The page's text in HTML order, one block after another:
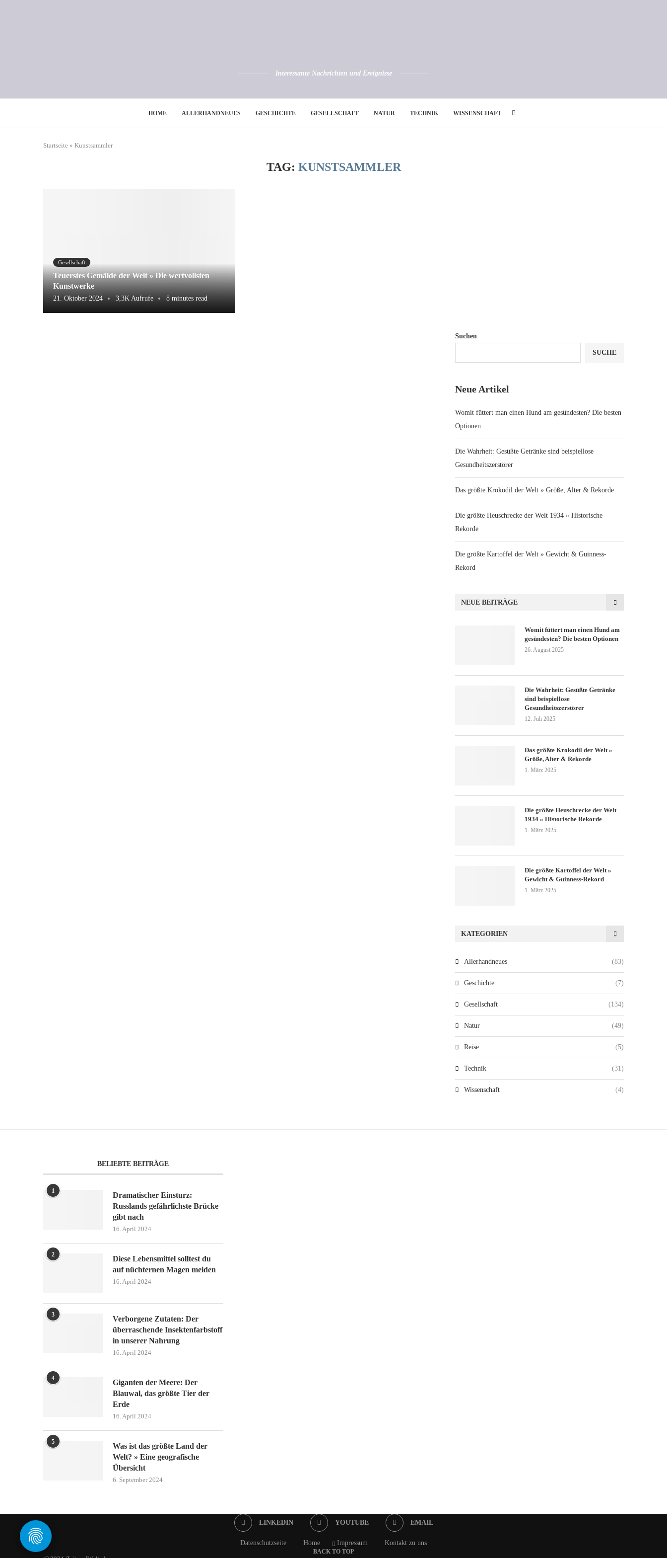
Interessante Nachrichten und Ereignisse
HOME ALLERHANDNEUES GESCHICHTE GESELLSCHAFT NATUR TECHNIK WISSENSCHAFT
Startseite » Kunstsammler
TAG: KUNSTSAMMLER
Gesellschaft
Teuerstes Gemälde der Welt » Die wertvollsten
Kunstwerke
21. Oktober 2024 3,3K Aufrufe 8 minutes read
Suchen
SUCHE
Neue Artikel
Womit füttert man einen Hund am gesündesten? Die besten
Optionen
Die Wahrheit: Gesüßte Getränke sind beispiellose
Gesundheitszerstörer
Das größte Krokodil der Welt » Größe, Alter & Rekorde
Die größte Heuschrecke der Welt 1934 » Historische
Rekorde
Die größte Kartoffel der Welt » Gewicht & Guinness-
Rekord
NEUE BEITRÄGE
Womit füttert man einen Hund am
gesündesten? Die besten Optionen
26. August 2025
Die Wahrheit: Gesüßte Getränke
sind beispiellose
Gesundheitszerstörer
12. Juli 2025
Das größte Krokodil der Welt »
Größe, Alter & Rekorde
1. März 2025
Die größte Heuschrecke der Welt
1934 » Historische Rekorde
1. März 2025
Die größte Kartoffel der Welt »
Gewicht & Guinness-Rekord
1. März 2025
KATEGORIEN
Allerhandneues (83)
Geschichte (7)
Gesellschaft (134)
Natur (49)
Reise (5)
Technik (31)
Wissenschaft (4)
BELIEBTE BEITRÄGE
1
Dramatischer Einsturz:
Russlands gefährlichste Brücke
gibt nach
16. April 2024
2
Diese Lebensmittel solltest du
auf nüchternen Magen meiden
16. April 2024
3
Verborgene Zutaten: Der
überraschende Insektenfarbstoff
in unserer Nahrung
16. April 2024
4
Giganten der Meere: Der
Blauwal, das größte Tier der
Erde
16. April 2024
5
Was ist das größte Land der
Welt? » Eine geografische
Übersicht
6. September 2024
LINKEDIN YOUTUBE EMAIL
Datenschutzseite Home Impressum Kontakt zu uns
BACK TO TOP